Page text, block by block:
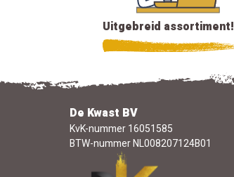
Uitgebreid assortiment!
De Kwast BV
KvK-nummer 16051585
BTW-nummer NL008207124B01